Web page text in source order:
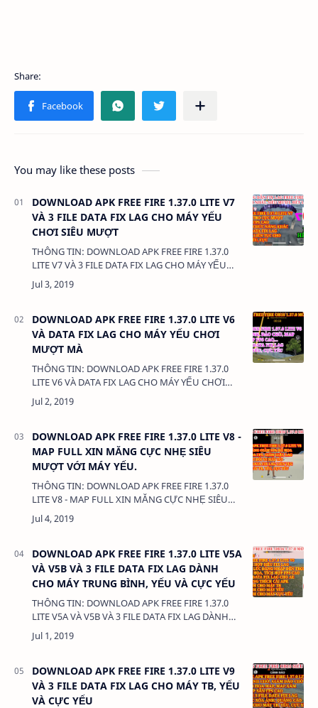
You may like these posts
DOWNLOAD APK FREE FIRE 1.37.0 LITE V7
VÀ 3 FILE DATA FIX LAG CHO MÁY YẾU
CHƠI SIÊU MƯỢT
THÔNG TIN: DOWNLOAD APK FREE FIRE 1.37.0
LITE V7 VÀ 3 FILE DATA FIX LAG CHO MÁY YẾU
CHƠI SIÊU MƯỢT DUNG LƯỢNG: 65.9MB LINK:
- APK FREE FIRE 1.37.0 LIT…
DOWNLOAD APK FREE FIRE 1.37.0 LITE V6
VÀ DATA FIX LAG CHO MÁY YẾU CHƠI
MƯỢT MÀ
THÔNG TIN: DOWNLOAD APK FREE FIRE 1.37.0
LITE V6 VÀ DATA FIX LAG CHO MÁY YẾU CHƠI
MƯỢT MÀ DUNG LƯỢNG: 65.9MB LINK: - APK
FREE FIRE 1.37.0 LITE V6:&nbs…
DOWNLOAD APK FREE FIRE 1.37.0 LITE V8 -
MAP FULL XIN MĂNG CỰC NHẸ SIÊU
MƯỢT VỚI MÁY YẾU.
THÔNG TIN: DOWNLOAD APK FREE FIRE 1.37.0
LITE V8 - MAP FULL XIN MĂNG CỰC NHẸ SIÊU
MƯỢT VỚI MÁY YẾU. DUNG LƯỢNG: 65.7MB
LINK: - APK FREE FIRE 1.37.0 …
DOWNLOAD APK FREE FIRE 1.37.0 LITE V5A
VÀ V5B VÀ 3 FILE DATA FIX LAG DÀNH
CHO MÁY TRUNG BÌNH, YẾU VÀ CỰC YẾU
THÔNG TIN: DOWNLOAD APK FREE FIRE 1.37.0
LITE V5A VÀ V5B VÀ 3 FILE DATA FIX LAG DÀNH
CHO MÁY TRUNG BÌNH, YẾU VÀ CỰC YẾU DUNG
DOWNLOAD APK FREE FIRE 1.37.0 LITE V9
VÀ 3 FILE DATA FIX LAG CHO MÁY TB, YẾU
VÀ CỰC YẾU